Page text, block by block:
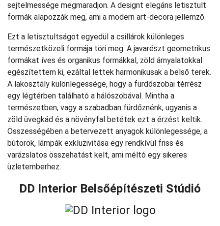
sejtelmessége megmaradjon. A designt elegáns letisztult
formák alapozzák meg, ami a modern art-decora jellemző.
Ezt a letisztultságot egyedül a csillárok különleges
természetközeli formája töri meg. A javarészt geometrikus
formákat íves és organikus formákkal, zöld árnyalatokkal
egészítettem ki, ezáltal lettek harmonikusak a belső terek.
A lakosztály különlegessége, hogy a fürdőszobai térrész
egy légtérben található a hálószobával. Mintha a
természetben, vagy a szabadban fürdőznénk, ugyanis a
zöld üvegkád és a növényfal betétek ezt a érzést keltik.
Összességében a betervezett anyagok különlegessége, a
bútorok, lámpák exkluzivitása egy rendkívül friss és
varázslatos összehatást kelt, ami méltó egy sikeres
üzletemberhez.
DD Interior Belsőépítészeti Stúdió